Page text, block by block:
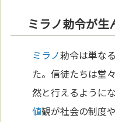
ミラノ勅令が生
ミラノ勅令は単な
た。信徒たちは堂
然と行えるように
値観が社会の制度